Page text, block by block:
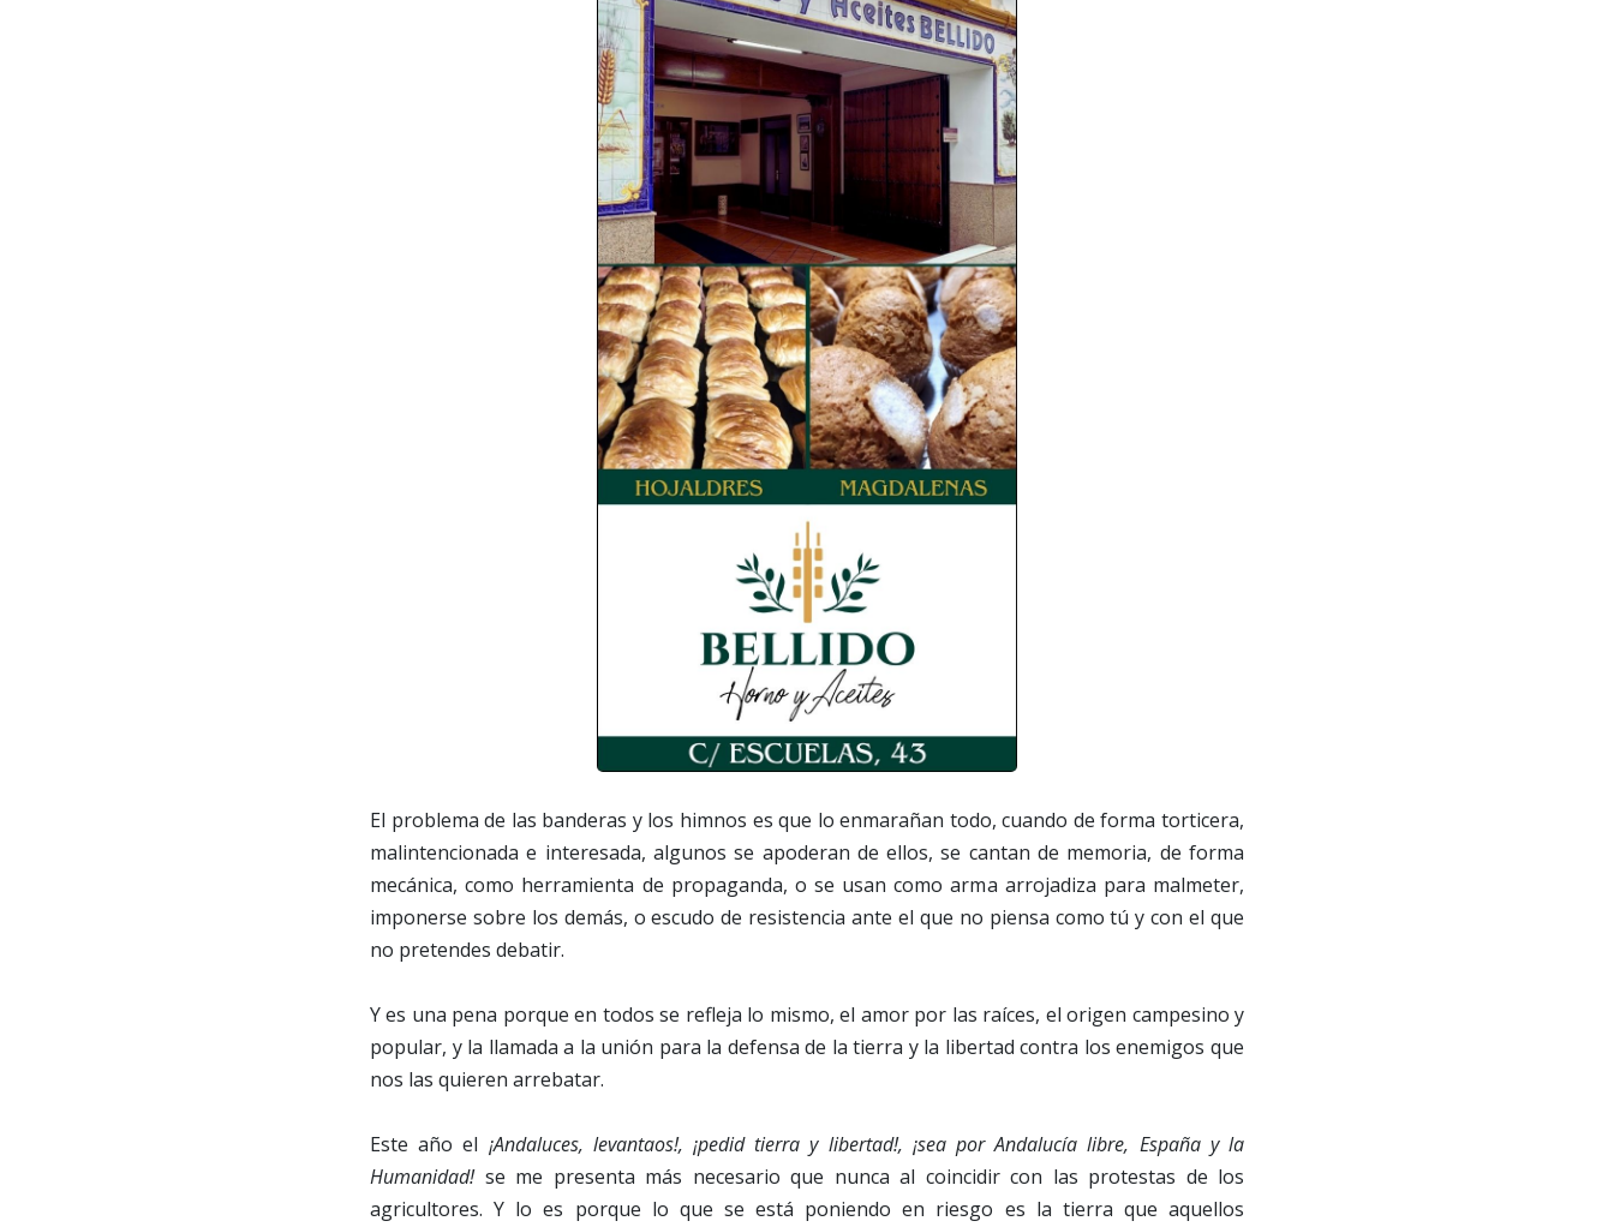
El problema de las banderas y los himnos es que lo enmarañan todo, cuando de forma torticera,
malintencionada e interesada, algunos se apoderan de ellos, se cantan de memoria, de forma
mecánica, como herramienta de propaganda, o se usan como arma arrojadiza para malmeter,
imponerse sobre los demás, o escudo de resistencia ante el que no piensa como tú y con el que
no pretendes debatir.
Y es una pena porque en todos se refleja lo mismo, el amor por las raíces, el origen campesino y
popular, y la llamada a la unión para la defensa de la tierra y la libertad contra los enemigos que
nos las quieren arrebatar.
Este año el ¡Andaluces, levantaos!, ¡pedid tierra y libertad!, ¡sea por Andalucía libre, España y la
Humanidad!se me presenta más necesario que nunca al coincidir con las protestas de los
agricultores. Y lo es porque lo que se está poniendo en riesgo es la tierra que aquellos